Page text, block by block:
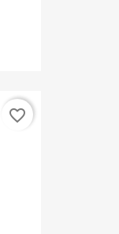
favorite_border